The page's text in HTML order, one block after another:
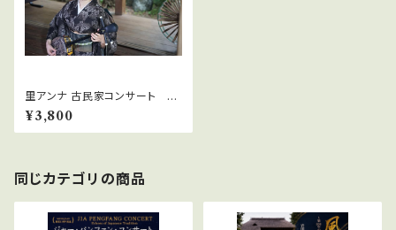
里アンナ 古民家コンサート 夕
の宴
¥3,800
同じカテゴリの商品